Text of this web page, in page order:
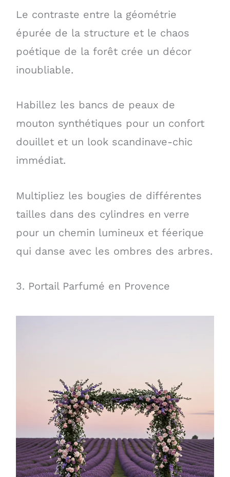
Le contraste entre la géométrie
épurée de la structure et le chaos
poétique de la forêt crée un décor
inoubliable.
Habillez les bancs de peaux de
mouton synthétiques pour un confort
douillet et un look scandinave-chic
immédiat.
Multipliez les bougies de différentes
tailles dans des cylindres en verre
pour un chemin lumineux et féerique
qui danse avec les ombres des arbres.
3. Portail Parfumé en Provence